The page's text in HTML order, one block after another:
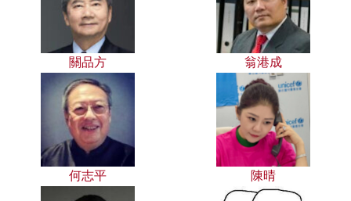
關品方 翁港成
何志平 陳晴